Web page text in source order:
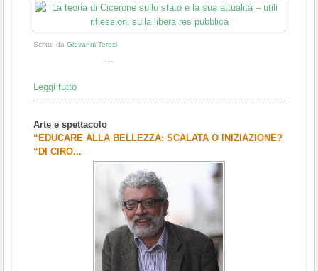
Scritto da Giovanni Teresi
...
Leggi tutto
Arte e spettacolo
“EDUCARE ALLA BELLEZZA: SCALATA O INIZIAZIONE?
“DI CIRO...